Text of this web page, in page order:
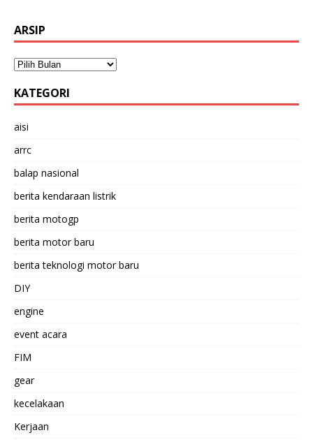
ARSIP
KATEGORI
aisi
arrc
balap nasional
berita kendaraan listrik
berita motogp
berita motor baru
berita teknologi motor baru
DIY
engine
event acara
FIM
gear
kecelakaan
Kerjaan